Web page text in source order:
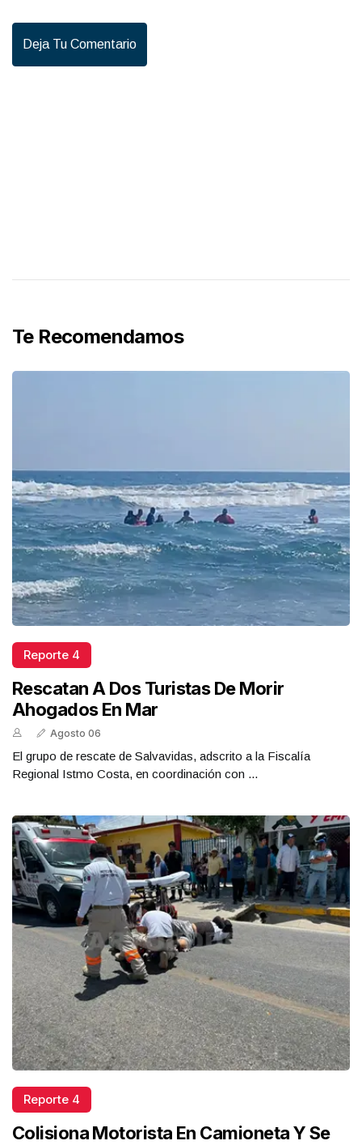
Deja Tu Comentario
Te Recomendamos
Reporte 4
Rescatan A Dos Turistas De Morir
Ahogados En Mar
Agosto 06
El grupo de rescate de Salvavidas, adscrito a la Fiscalía
Regional Istmo Costa, en coordinación con ...
Reporte 4
Colisiona Motorista En Camioneta Y Se